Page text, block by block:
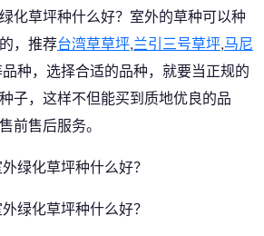
化草坪种什么好？室外的草种可以种
，推荐台湾草草坪,兰引三号草坪,马尼
种，选择合适的品种，就要当正规的
子，这样不但能买到质地优良的品
前售后服务。